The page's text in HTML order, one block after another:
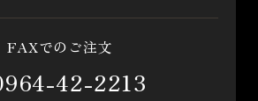
FAXでのご注文
42-2213